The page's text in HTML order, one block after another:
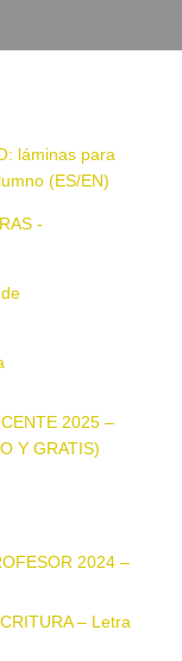
láminas para
(ES/EN)
-
2025 –
Y GRATIS)
2024 –
– Letra